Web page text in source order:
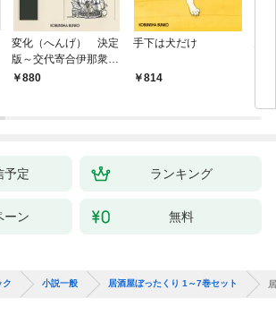
変化（へんげ） 決定
版～交代寄合伊那衆異
聞（1）～
880
手下は犬だけ
814
予定 ランキング
ーン 無料
ク 小説一般 居酒屋ぼったくり 1～7巻セット